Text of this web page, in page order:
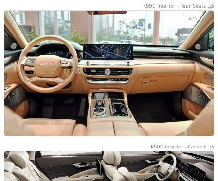
كيا K900 interior - Rear Seats
كيا K900 interior - Cockpit